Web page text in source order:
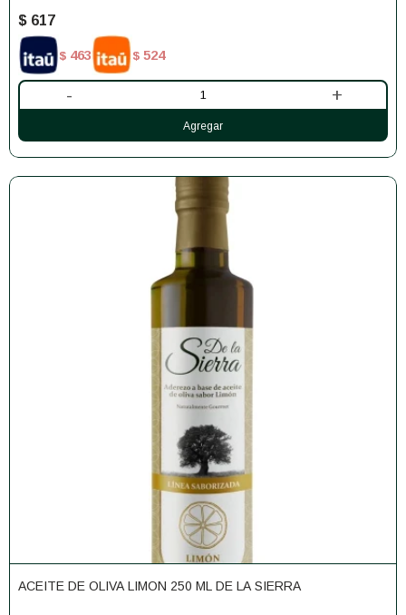
$ 617
$ 463 $ 524
- +
ACEITE DE OLIVA LIMON 250 ML DE LA SIERRA